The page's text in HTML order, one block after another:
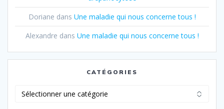
Doriane dans Une maladie qui nous concerne tous !
Alexandre dans Une maladie qui nous concerne tous !
CATÉGORIES